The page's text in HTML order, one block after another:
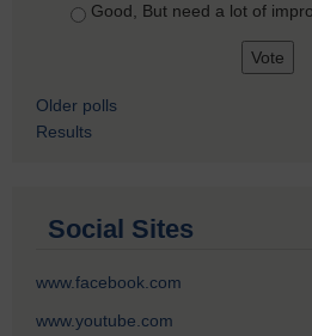
Good, But need a lot of
Older polls
Results
Social Sites
www.facebook.com
www.youtube.com